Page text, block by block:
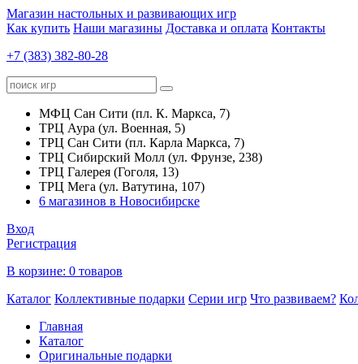
Магазин настольных и развивающих игр
Как купить Наши магазины Доставка и оплата Контакты
+7 (383) 382-80-28
МФЦ Сан Сити (пл. К. Маркса, 7)
ТРЦ Аура (ул. Военная, 5)
ТРЦ Сан Сити (пл. Карла Маркса, 7)
ТРЦ Сибирский Молл (ул. Фрунзе, 238)
ТРЦ Галерея (Гоголя, 13)
ТРЦ Мега (ул. Ватутина, 107)
6 магазинов в Новосибирске
Вход
Регистрация
В корзине: 0 товаров
Каталог Коллективные подарки Серии игр Что развиваем?
Главная
Каталог
Оригинальные подарки